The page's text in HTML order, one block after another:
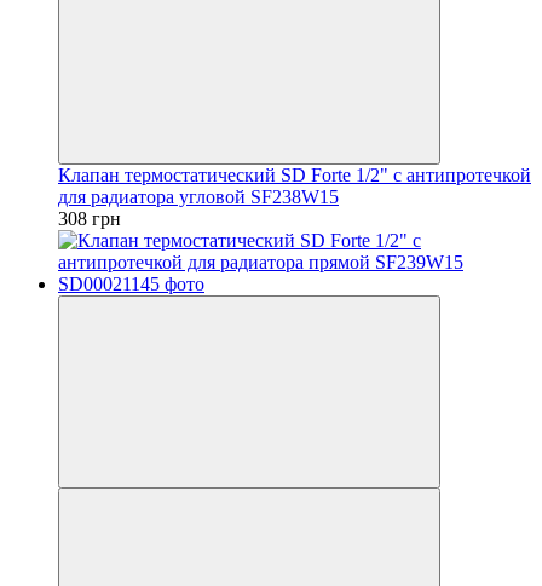
Клапан термостатический SD Forte 1/2" с антипротечкой
для радиатора угловой SF238W15
308 грн